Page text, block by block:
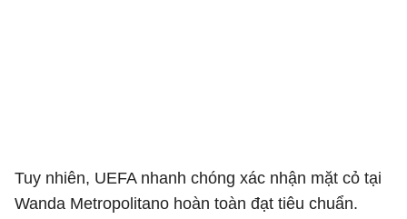
Tuy nhiên, UEFA nhanh chóng xác nhận mặt cỏ tại
Wanda Metropolitano hoàn toàn đạt tiêu chuẩn.